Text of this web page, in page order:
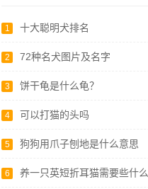
1 十大聪明犬排名
2 72种名犬图片及名字
3 饼干龟是什么龟？
4 可以打猫的头吗
5 狗狗用爪子刨地是什么意思
6 养一只英短折耳猫需要些什么